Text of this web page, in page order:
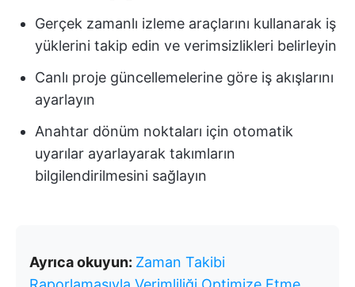
Gerçek zamanlı izleme araçlarını kullanarak iş
yüklerini takip edin ve verimsizlikleri belirleyin
Canlı proje güncellemelerine göre iş akışlarını
ayarlayın
Anahtar dönüm noktaları için otomatik
uyarılar ayarlayarak takımların
bilgilendirilmesini sağlayın
Ayrıca okuyun: Zaman Takibi